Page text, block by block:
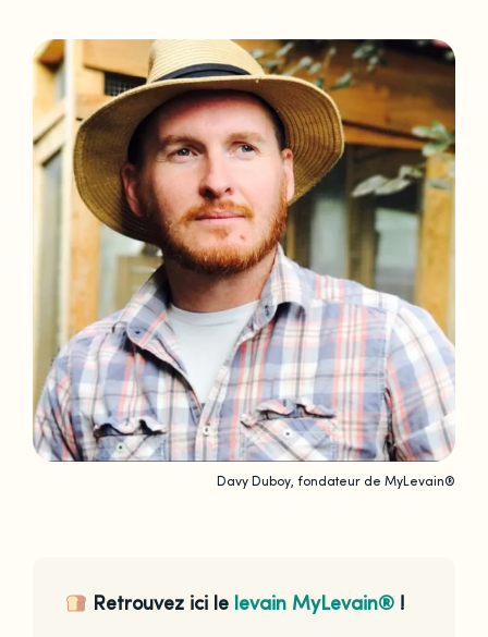
Davy Duboy, fondateur de MyLevain®
Retrouvez ici le levain MyLevain® !